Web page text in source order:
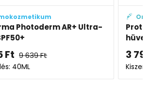
Photoderm AR+ Ultra-
Ft 9 639Ft
40ML
3